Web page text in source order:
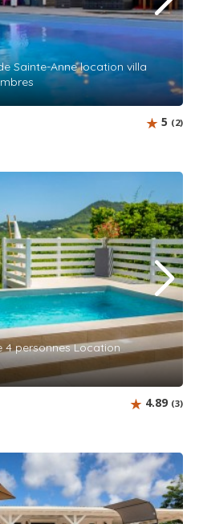
Sainte-Anne location villa
5 (2)
4 personnes Location
4.89 (3)